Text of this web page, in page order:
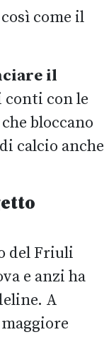
come il
il
conti con le
bloccano
calcio anche
del Friuli
e anzi ha
A